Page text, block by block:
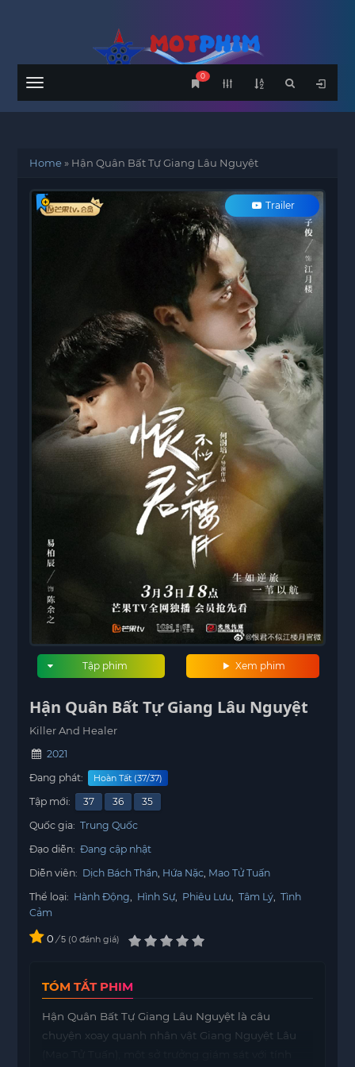
Menu
0
Home» Hận Quân Bất Tự Giang Lâu Nguyệt
Trailer
Xem phim
Tập phim
Hận Quân Bất Tự Giang Lâu Nguyệt
Killer And Healer
2021
Đang phát:
Hoàn Tất (37/37)
Tập mới: 37 36
35
Quốc gia: Trung Quốc
Đạo diễn: Đang cập nhật
Diễn viên: Dịch Bách Thần Hứa Nặc Mao Tử Tuấn
Thể loại: Hành Động Hình Sự, Phiêu Lưu Tâm Lý
Tình
Cảm
0 / 5 0 đánh giá
TÓM TẮT PHIM
Hận Quân Bất Tự Giang Lâu Nguyệt là câu
chuyện xoay quanh nhân vật Giang Nguyệt Lâu